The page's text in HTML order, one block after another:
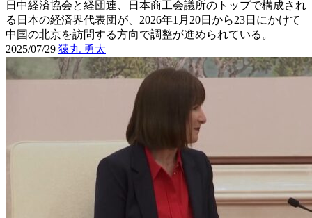
日中経済協会と経団連、日本商工会議所のトップで構成され
る日本の経済界代表団が、2026年1月20日から23日にかけて
中国の北京を訪問する方向で調整が進められている。
2025/07/29 猿丸 勇太